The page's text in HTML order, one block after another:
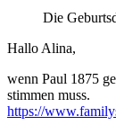
Die
Hallo Alina,
wenn Paul 1875
stimmen muss.
https://